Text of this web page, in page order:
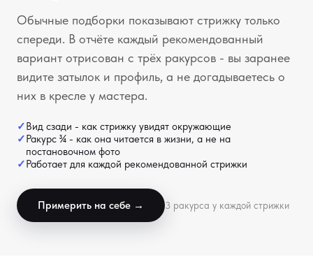
Обычные подборки показывают стрижку только
спереди. В отчёте каждый рекомендованный
вариант отрисован с трёх ракурсов - вы заранее
видите затылок и профиль, а не догадываетесь о
них в кресле у мастера.
Вид сзади - как стрижку увидят окружающие
Ракурс ¾ - как она читается в жизни, а не на
постановочном фото
Работает для каждой рекомендованной стрижки
Примерить на себе → 3 ракурса у каждой стрижки